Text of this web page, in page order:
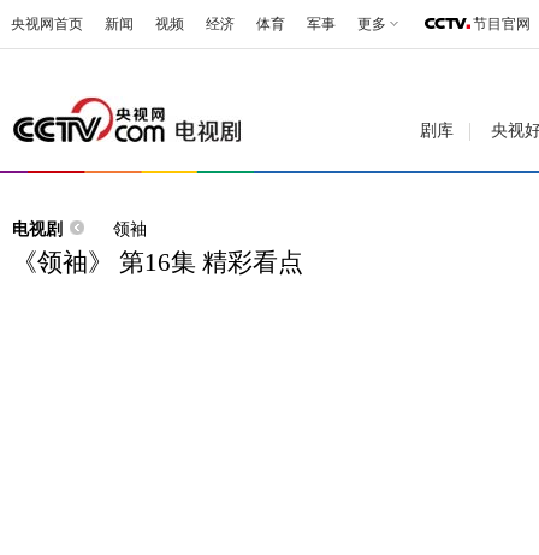
央视网首页 新闻 视频 经济 体育 军事 更多 节目官网
剧库 央视
电视剧 领袖
《领袖》 第16集 精彩看点